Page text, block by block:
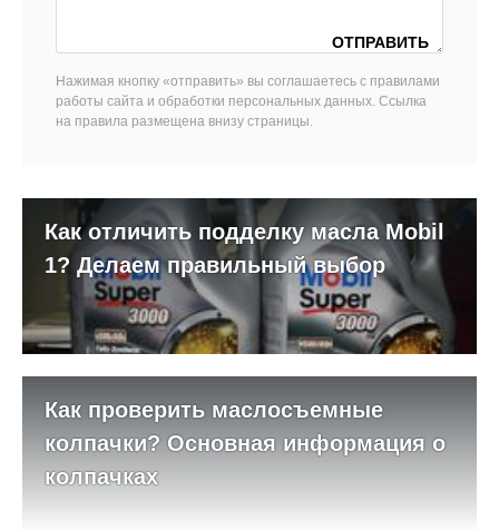
Нажимая кнопку «отправить» вы соглашаетесь с правилами
работы сайта и обработки персональных данных. Ссылка
на правила размещена внизу страницы.
Как отличить подделку масла Mobil
1? Делаем правильный выбор
Как проверить маслосъемные
колпачки? Основная информация о
колпачках